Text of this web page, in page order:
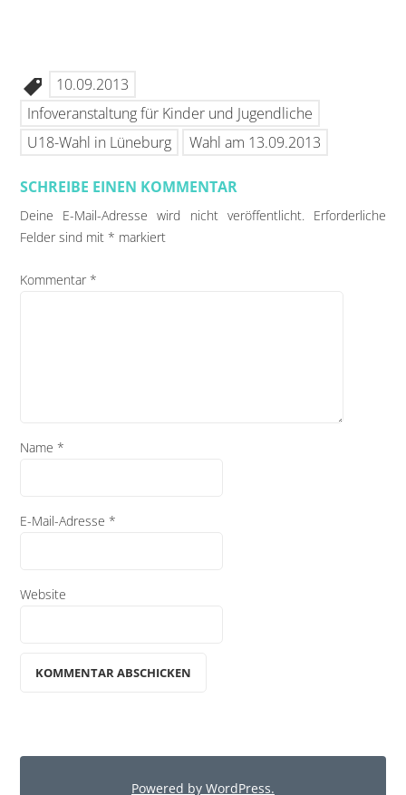
10.09.2013
Infoveranstaltung für Kinder und Jugendliche
U18-Wahl in Lüneburg
Wahl am 13.09.2013
SCHREIBE EINEN KOMMENTAR
Deine E-Mail-Adresse wird nicht veröffentlicht.
Erforderliche
Felder sind mit* markiert
Kommentar*
Name*
E-Mail-Adresse*
Website
Powered by WordPress.